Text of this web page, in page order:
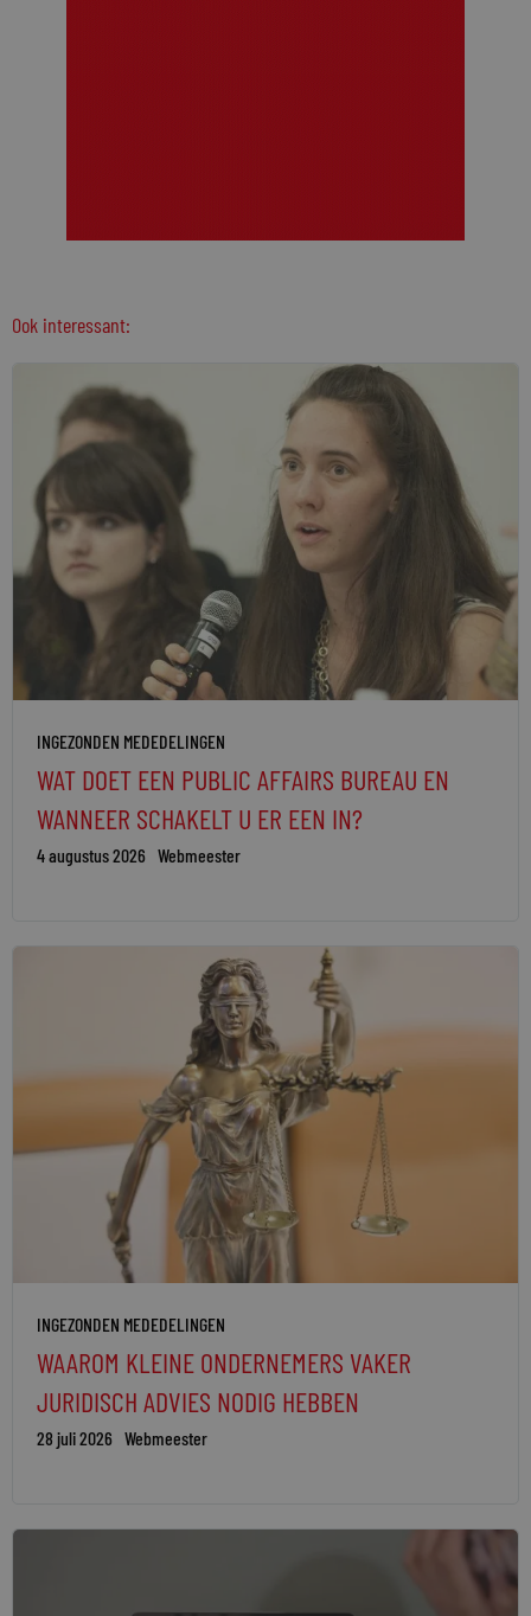
Ook interessant:
INGEZONDEN MEDEDELINGEN
WAT DOET EEN PUBLIC AFFAIRS BUREAU EN
WANNEER SCHAKELT U ER EEN IN?
4 augustus 2026 Webmeester
INGEZONDEN MEDEDELINGEN
WAAROM KLEINE ONDERNEMERS VAKER
JURIDISCH ADVIES NODIG HEBBEN
28 juli 2026 Webmeester